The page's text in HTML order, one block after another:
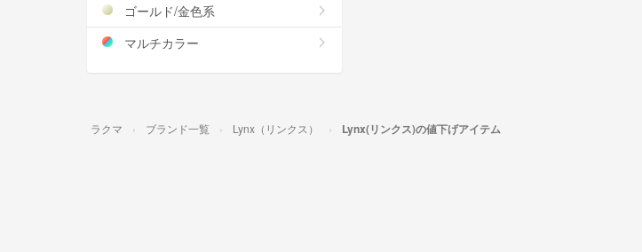
ゴールド/金色系
マルチカラー
ラクマ ブランド一覧 Lynx（リンクス） Lynx(リンクス)の値下げアイテム